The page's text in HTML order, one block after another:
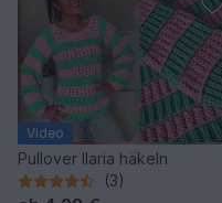
Video
Pullover Ilaria häkeln
(3)